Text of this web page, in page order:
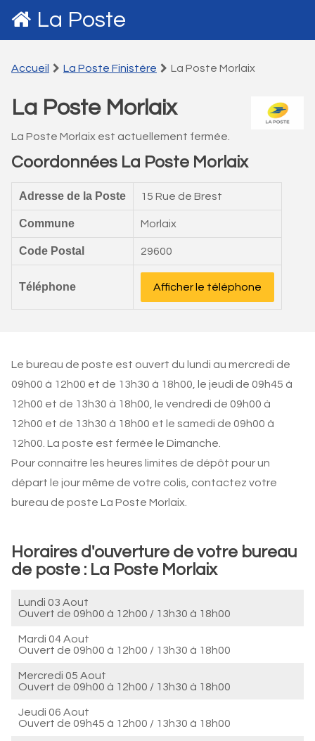
La Poste
Accueil La Poste Finistére La Poste Morlaix
La Poste Morlaix
La Poste Morlaix est actuellement fermée.
Coordonnées La Poste Morlaix
Adresse de la Poste 15 Rue de Brest
Commune Morlaix
Code Postal 29600
Téléphone Afficher le téléphone
Le bureau de poste est ouvert du lundi au mercredi de
09h00 à 12h00 et de 13h30 à 18h00, le jeudi de 09h45 à
12h00 et de 13h30 à 18h00, le vendredi de 09h00 à
12h00 et de 13h30 à 18h00 et le samedi de 09h00 à
12h00. La poste est fermée le Dimanche.
Pour connaitre les heures limites de dépôt pour un
départ le jour même de votre colis, contactez votre
bureau de poste La Poste Morlaix.
Horaires d'ouverture de votre bureau
de poste : La Poste Morlaix
Lundi 03 Aout
Ouvert de 09h00 à 12h00 / 13h30 à 18h00
Mardi 04 Aout
Ouvert de 09h00 à 12h00 / 13h30 à 18h00
Mercredi 05 Aout
Ouvert de 09h00 à 12h00 / 13h30 à 18h00
Jeudi 06 Aout
Ouvert de 09h45 à 12h00 / 13h30 à 18h00